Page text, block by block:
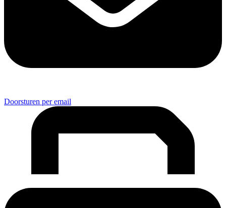
Doorsturen per email